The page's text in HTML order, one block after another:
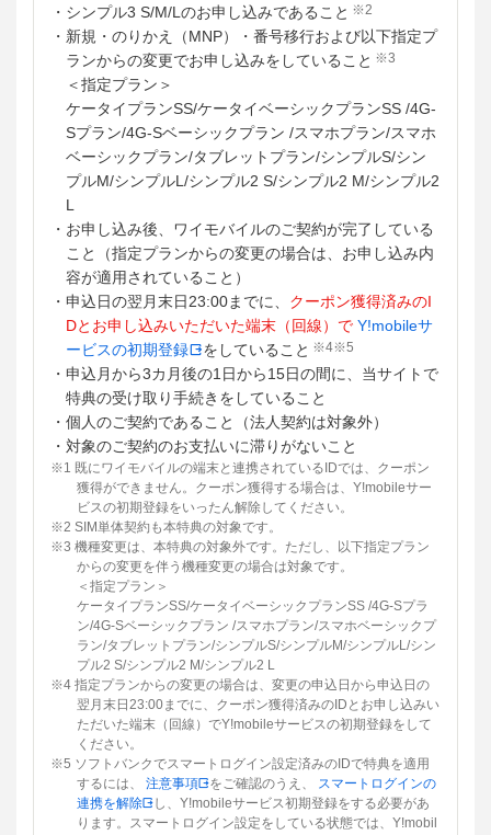
・シンプル3 S/M/Lのお申し込みであること ※2
・新規・のりかえ（MNP）・番号移行および以下指定プ
ランからの変更でお申し込みをしていること ※3
＜指定プラン＞
ケータイプランSS/ケータイベーシックプランSS /4G-
Sプラン/4G-Sベーシックプラン /スマホプラン/スマホ
ベーシックプラン/タブレットプラン/シンプルS/シン
プルM/シンプルL/シンプル2 S/シンプル2 M/シンプル2
L
・お申し込み後、ワイモバイルのご契約が完了している
こと（指定プランからの変更の場合は、お申し込み内
容が適用されていること）
・申込日の翌月末日23:00までに、 クーポン獲得済みのI
Dとお申し込みいただいた端末（回線）で Y!mobileサ
ービスの初期登録
をしていること ※4※5
・申込月から3カ月後の1日から15日の間に、当サイトで
特典の受け取り手続きをしていること
・個人のご契約であること（法人契約は対象外）
・対象のご契約のお支払いに滞りがないこと
※1 既にワイモバイルの端末と連携されているIDでは、クーポン
獲得ができません。クーポン獲得する場合は、Y!mobileサー
ビスの初期登録をいったん解除してください。
※2 SIM単体契約も本特典の対象です。
※3 機種変更は、本特典の対象外です。ただし、以下指定プラン
からの変更を伴う機種変更の場合は対象です。
＜指定プラン＞
ケータイプランSS/ケータイベーシックプランSS /4G-Sプラ
ン/4G-Sベーシックプラン /スマホプラン/スマホベーシックプ
ラン/タブレットプラン/シンプルS/シンプルM/シンプルL/シン
プル2 S/シンプル2 M/シンプル2 L
※4 指定プランからの変更の場合は、変更の申込日から申込日の
翌月末日23:00までに、クーポン獲得済みのIDとお申し込みい
ただいた端末（回線）でY!mobileサービスの初期登録をして
ください。
※5 ソフトバンクでスマートログイン設定済みのIDで特典を適用
するには、
注意事項 をご確認のうえ、
スマートログインの
連携を解除
し、Y!mobileサービス初期登録をする必要があ
ります。スマートログイン設定をしている状態では、Y!mobil